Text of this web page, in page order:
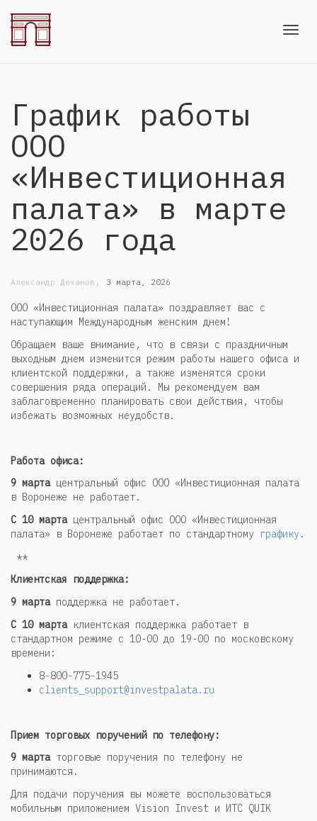
График работы
ООО
«Инвестиционная
палата» в марте
2026 года
Александр Деханов , 3 марта, 2026
ООО «Инвестиционная палата» поздравляет вас с
наступающим Международным женским днем!
Обращаем ваше внимание, что в связи с праздничным
выходным днем изменится режим работы нашего офиса и
клиентской поддержки, а также изменятся сроки
совершения ряда операций. Мы рекомендуем вам
заблаговременно планировать свои действия, чтобы
избежать возможных неудобств.
Работа офиса:
9 мартацентральный офис ООО «Инвестиционная палата
в Воронеже не работает.
С 10 мартацентральный офис ООО «Инвестиционная
палата» в Воронеже работает по стандартному графику.
**
Клиентская поддержка:
9 мартаподдержка не работает.
С 10 мартаклиентская поддержка работает в
стандартном режиме с 10-00 до 19-00 по московскому
времени:
8-800-775-1945
clients_support@investpalata.ru
Прием торговых поручений по телефону:
9 мартаторговые поручения по телефону не
принимаются.
Для подачи поручения вы можете воспользоваться
мобильным приложением Vision Invest и ИТС QUIK